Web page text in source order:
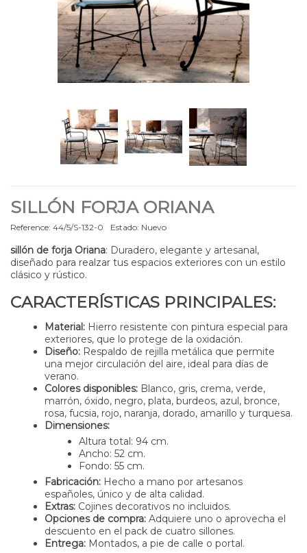
SILLÓN FORJA ORIANA
Reference: 44/5/S-132-0 Estado: Nuevo
sillón de forja Oriana: Duradero, elegante y artesanal,
diseñado para realzar tus espacios exteriores con un estilo
clásico y rústico.
CARACTERÍSTICAS PRINCIPALES:
Material: Hierro resistente con pintura especial para
exteriores, que lo protege de la oxidación.
Diseño: Respaldo de rejilla metálica que permite
una mejor circulación del aire, ideal para días de
verano.
Colores disponibles: Blanco, gris, crema, verde,
marrón, óxido, negro, plata, burdeos, azul, bronce,
rosa, fucsia, rojo, naranja, dorado, amarillo y turquesa.
Dimensiones:
Altura total: 94 cm.
Ancho: 52 cm.
Fondo: 55 cm.
Fabricación: Hecho a mano por artesanos
españoles, único y de alta calidad.
Extras: Cojines decorativos no incluidos.
Opciones de compra: Adquiere uno o aprovecha el
descuento en el pack de cuatro sillones.
Entrega: Montados, a pie de calle o portal.